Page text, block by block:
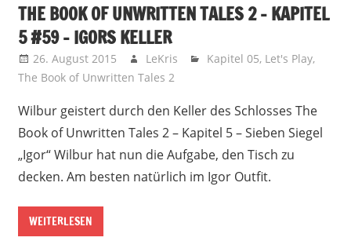
THE BOOK OF UNWRITTEN TALES 2 – KAPITEL
5 #59 – IGORS KELLER
26. August 2015 LeKris Kapitel 05, Let's Play,
The Book of Unwritten Tales 2
Wilbur geistert durch den Keller des Schlosses The
Book of Unwritten Tales 2 – Kapitel 5 – Sieben Siegel
„Igor“ Wilbur hat nun die Aufgabe, den Tisch zu
decken. Am besten natürlich im Igor Outfit.
WEITERLESEN